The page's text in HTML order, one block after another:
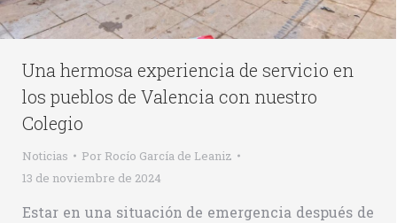
Una hermosa experiencia de servicio en
los pueblos de Valencia con nuestro
Colegio
Noticias Por Rocío García de Leaniz
13 de noviembre de 2024
Estar en una situación de emergencia después de